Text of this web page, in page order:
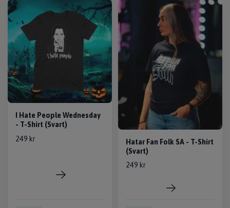
I Hate People Wednesday
- T-Shirt (Svart)
249 kr
Hatar Fan Folk SA - T-Shirt
(Svart)
249 kr